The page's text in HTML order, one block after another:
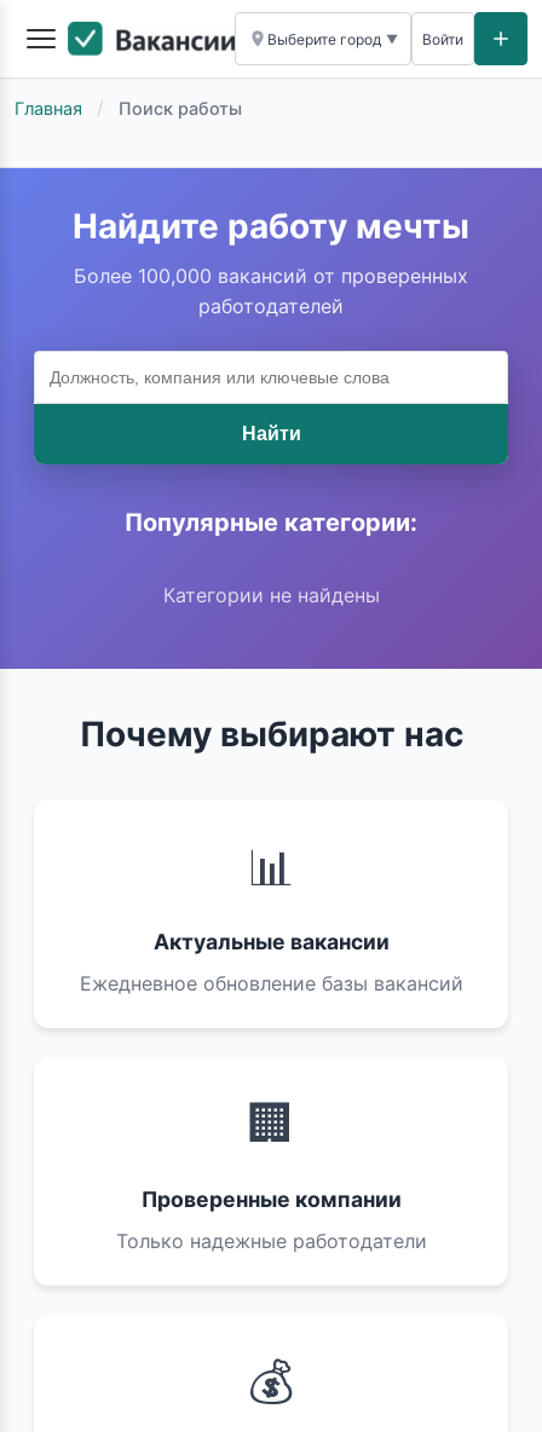
Выберите город ▼ Войти
Главная / Поиск работы
Найдите работу мечты
Более 100,000 вакансий от проверенных
работодателей
Найти
Популярные категории:
Категории не найдены
Почему выбирают нас
📊
Актуальные вакансии
Ежедневное обновление базы вакансий
🏢
Проверенные компании
Только надежные работодатели
💰